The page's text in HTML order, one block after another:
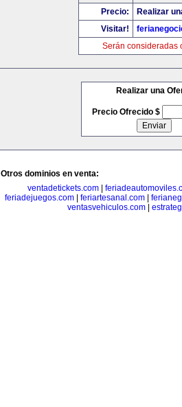
Precio:
Realizar
Visitar!
Serán consideradas
Realizar una
Precio Ofrecido $
Otros dominios en venta:
ventadetickets.com|
feriadejuegos.com| feriartesanal.com|
ventasvehiculos.com|